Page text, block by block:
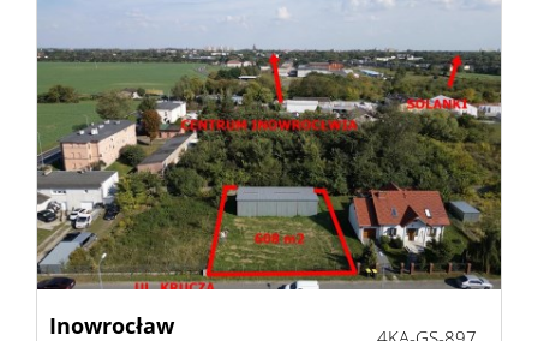
Inowrocław